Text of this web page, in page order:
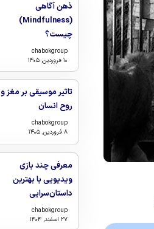
ذهن‌ آگاهی
(Mindfulness)
چیست؟
chabokgroup
۱۰ فروردین, ۱۴۰۵
تاثیر موسیقی بر مغز و
روح انسان
chabokgroup
۸ فروردین, ۱۴۰۵
معرفی چند بازی
ویدیویی با بهترین
داستان‌سرایی
chabokgroup
۲۷ اسفند, ۱۴۰۴